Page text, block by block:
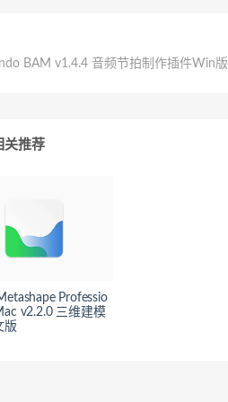
BAM v1.4.4 音频节拍制作插件Win版
关推荐
Professio
v2.2.0 三维建模
版